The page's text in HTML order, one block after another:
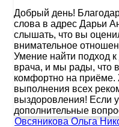
Добрый день!
слова в адрес Дарьи
слышать, что вы
внимательное
Умение найти подход
врача, и мы рады, что
комфортно на
выполнения всех
выздоровления! Если
дополнительные
Овсяникова Ольга